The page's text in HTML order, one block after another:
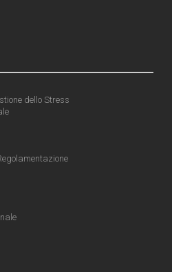
dello Stress